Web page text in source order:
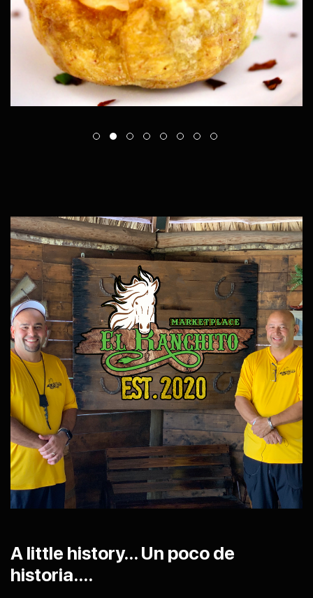
A little history... Un poco de
historia....